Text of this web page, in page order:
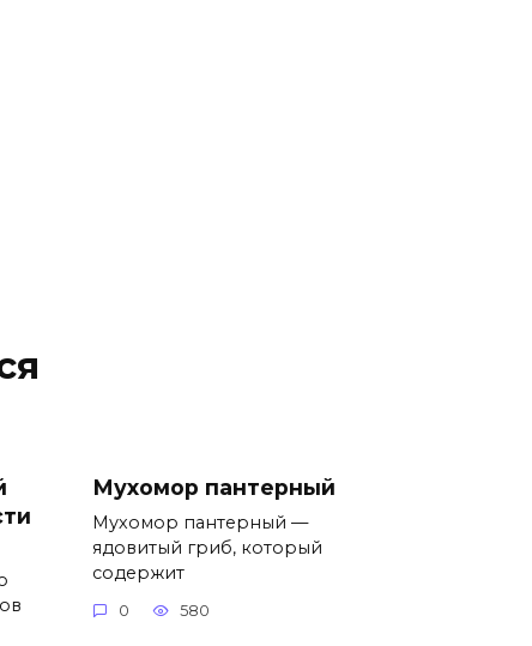
Мухомор пантерный
Мухомор пантерный —
ядовитый гриб, который
содержит
0 580